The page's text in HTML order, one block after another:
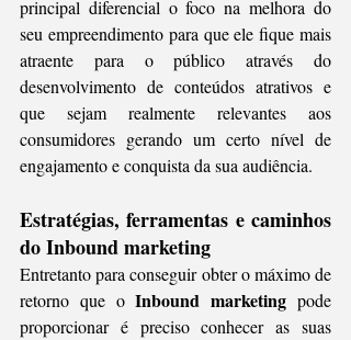
principal diferencial o foco na melhora do
seu empreendimento para que ele fique mais
atraente para o público através do
desenvolvimento de conteúdos atrativos e
que sejam realmente relevantes aos
consumidores gerando um certo nível de
engajamento e conquista da sua audiência.
Estratégias, ferramentas e caminhos
do Inbound marketing
Entretanto para conseguir obter o máximo de
retorno que o Inbound marketing pode
proporcionar é preciso conhecer as suas